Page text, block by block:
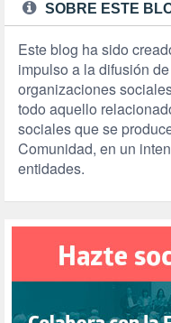
SOBRE ESTE
Este blog ha sido
impulso a la difusión
organizaciones
todo aquello
sociales que se
Comunidad, en un
entidades.